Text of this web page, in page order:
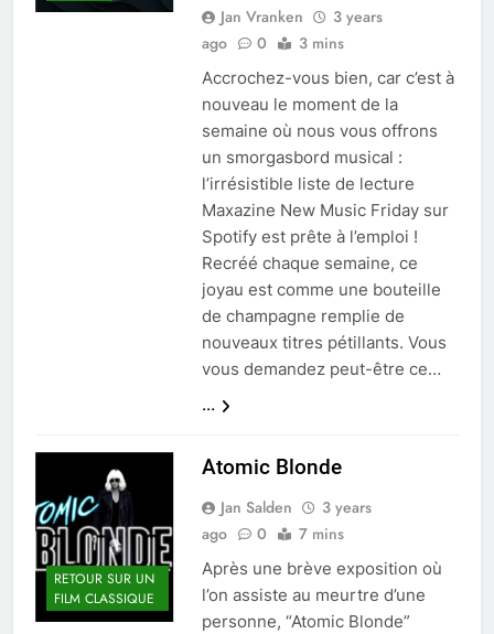
Jan Vranken
3 years
ago
0 3 mins
Accrochez-vous bien, car c’est à
nouveau le moment de la
semaine où nous vous offrons
un smorgasbord musical :
l’irrésistible liste de lecture
Maxazine New Music Friday sur
Spotify est prête à l’emploi !
Recréé chaque semaine, ce
joyau est comme une bouteille
de champagne remplie de
nouveaux titres pétillants. Vous
vous demandez peut-être ce…
...
RETOUR SUR UN
FILM CLASSIQUE
Atomic Blonde
Jan Salden
3 years
ago
0 7 mins
Après une brève exposition où
l’on assiste au meurtre d’une
personne, “Atomic Blonde”